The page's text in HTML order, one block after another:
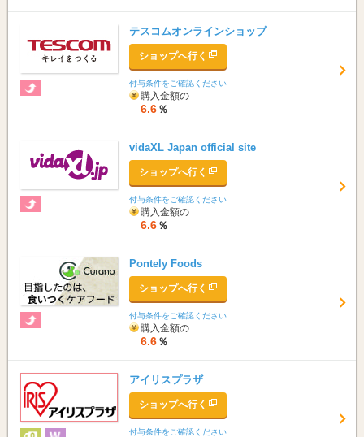
テスコムオンラインショップ
ショップへ行く
付与条件をご確認ください
購入金額の
6.6 ％
vidaXL Japan official site
ショップへ行く
付与条件をご確認ください
購入金額の
6.6 ％
Pontely Foods
ショップへ行く
付与条件をご確認ください
購入金額の
6.6 ％
アイリスプラザ
ショップへ行く
付与条件をご確認ください